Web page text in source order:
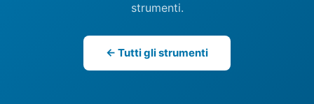
strumenti.
← Tutti gli strumenti